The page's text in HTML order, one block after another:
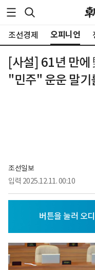
조선경제 오피니언
[사설] 61년 만에
"민주" 운운 말기
조선일보
입력 2025.12.11. 00:10